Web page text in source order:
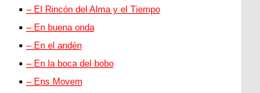
– El Rincón del Alma y el Tiempo
– En buena onda
– En el andén
– En la boca del bobo
– Ens Movem